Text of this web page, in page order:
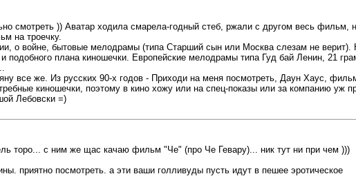
смотреть )) Аватар ходила смарела-годный стеб, ржали с другом весь фильм,
на троечку.
о войне, бытовые мелодрамы (типа Старший сын или Москва слезам не верит).
подобного плана киношечки. Европейские мелодрамы типа Гуд бай Ленин, 21
все же. Из русских 90-х годов - Приходи на меня посмотреть, Даун Хаус,
киношечки, поэтому в кино хожу или на спец-показы или за компанию уж
Лебовски =)
торо... с ним же щас качаю фильм "Че" (про Че Гевару)... ник тут ни при чем )))
приятно посмотреть. а эти ваши голливуды пусть идут в пешее эротическое